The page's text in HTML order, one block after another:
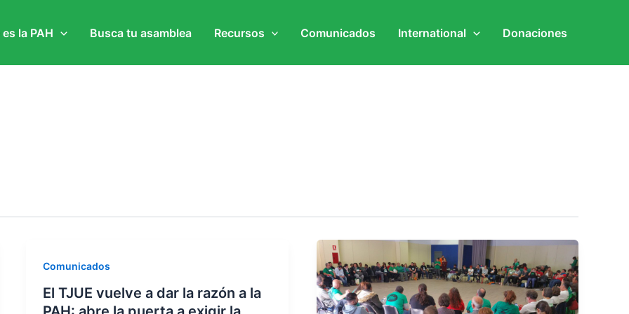
es la PAH Busca tu asamblea Recursos Comunicados International Donaciones
Comunicados
El TJUE vuelve a dar la razón a la